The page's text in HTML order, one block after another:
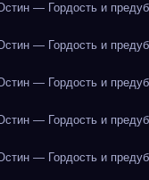
— Гордость и
— Гордость и
— Гордость и
— Гордость и
— Гордость и